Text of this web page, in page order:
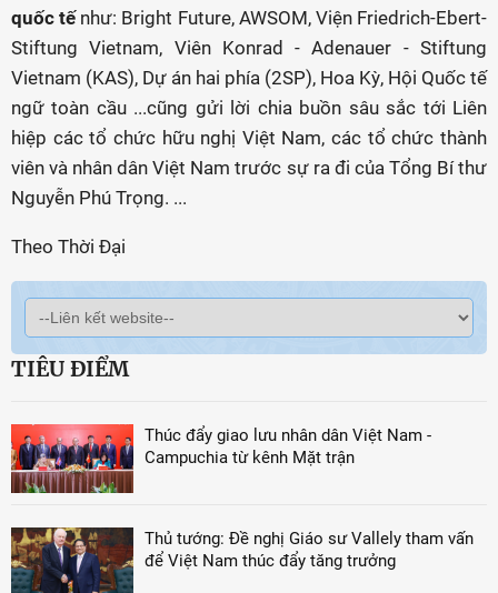
quốc tế như: Bright Future, AWSOM, Viện Friedrich-Ebert-
Stiftung Vietnam, Viên Konrad - Adenauer - Stiftung
Vietnam (KAS), Dự án hai phía (2SP), Hoa Kỳ, Hội Quốc tế
ngữ toàn cầu ...cũng gửi lời chia buồn sâu sắc tới Liên
hiệp các tổ chức hữu nghị Việt Nam, các tổ chức thành
viên và nhân dân Việt Nam trước sự ra đi của Tổng Bí thư
Nguyễn Phú Trọng. ...
Theo Thời Đại
TIÊU ĐIỂM
Thúc đẩy giao lưu nhân dân Việt Nam -
Campuchia từ kênh Mặt trận
Thủ tướng: Đề nghị Giáo sư Vallely tham vấn
để Việt Nam thúc đẩy tăng trưởng